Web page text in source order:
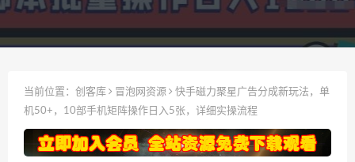
当前位置： 创客库 冒泡网资源
快手磁力聚星广告分成新玩法，单
机50+，10部手机矩阵操作日入5张，详细实操流程